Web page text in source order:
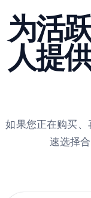
为活
人提
如果您正在购买
速选择